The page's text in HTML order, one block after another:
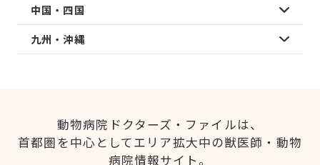
中国・四国
九州・沖縄
動物病院ドクターズ・ファイルは、
首都圏を中心としてエリア拡大中の獣医師・動物
病院情報サイト。